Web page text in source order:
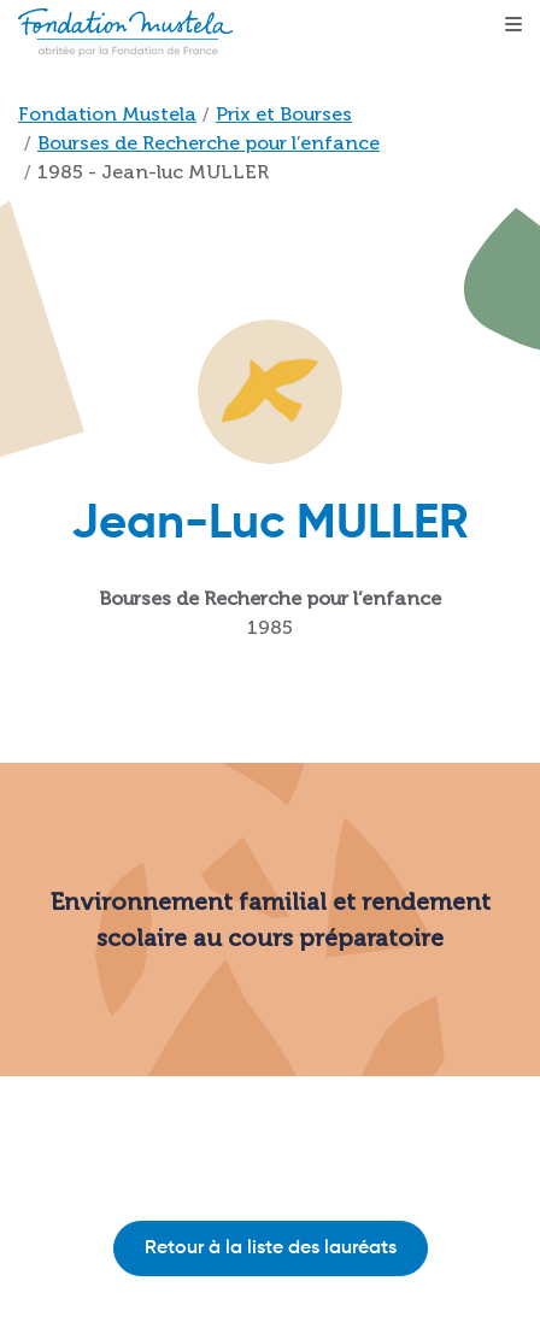
Aller au contenu principal
Fil d'Ariane
Fondation Mustela
Prix et Bourses
Bourses de Recherche pour l’enfance
1985 - Jean-luc MULLER
Jean-Luc MULLER
Bourses de Recherche pour l’enfance
1985
Environnement familial et rendement
scolaire au cours préparatoire
Retour à la liste des lauréats